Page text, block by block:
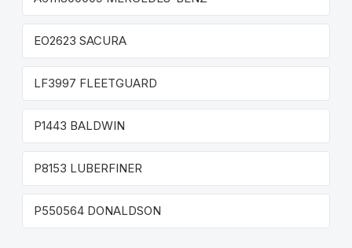
EO2623 SACURA
LF3997 FLEETGUARD
P1443 BALDWIN
P8153 LUBERFINER
P550564 DONALDSON